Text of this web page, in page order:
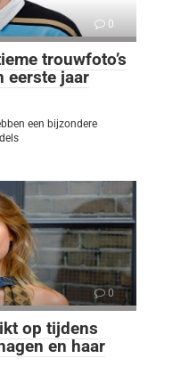
0
trouwfoto’s
eerste jaar
een bijzondere
0
op tijdens
en haar